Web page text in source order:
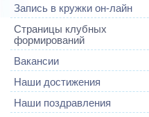
Запись в кружки он-лайн
Страницы клубных
формирований
Вакансии
Наши достижения
Наши поздравления